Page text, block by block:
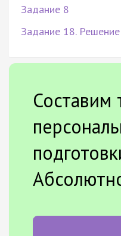
Задание 8
Задание 18.
Составим